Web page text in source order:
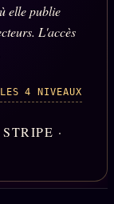
elle publie
L'accès
4 NIVEAUX
·